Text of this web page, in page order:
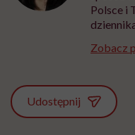
Polsce i
Zobacz
Udostępnij